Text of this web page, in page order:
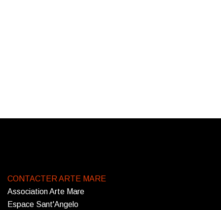
CONTACTER ARTE MARE
Association Arte Mare
Espace Sant'Angelo